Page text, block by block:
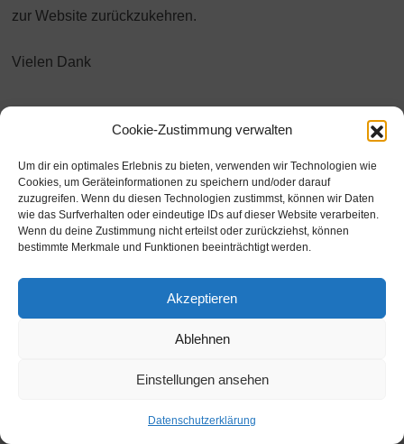
Cookie-Zustimmung verwalten
Um dir ein optimales Erlebnis zu bieten, verwenden wir Technologien wie
Cookies, um Geräteinformationen zu speichern und/oder darauf
zuzugreifen. Wenn du diesen Technologien zustimmst, können wir Daten
wie das Surfverhalten oder eindeutige IDs auf dieser Website verarbeiten.
Wenn du deine Zustimmung nicht erteilst oder zurückziehst, können
bestimmte Merkmale und Funktionen beeinträchtigt werden.
Akzeptieren
Ablehnen
Einstellungen ansehen
Datenschutzerklärung
zur Website zurückzukehren.
Vielen Dank
Ostfriesland Fotobox
Impressum| Alle Rechte vorbehalten.